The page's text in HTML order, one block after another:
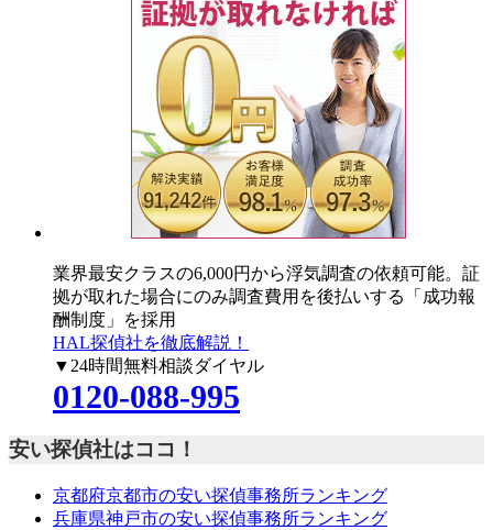
業界最安クラスの6,000円から浮気調査の依頼可能。証
拠が取れた場合にのみ調査費用を後払いする「成功報
酬制度」を採用
HAL探偵社を徹底解説！
▼24時間無料相談ダイヤル
0120-088-995
安い探偵社はココ！
京都府京都市の安い探偵事務所ランキング
兵庫県神戸市の安い探偵事務所ランキング